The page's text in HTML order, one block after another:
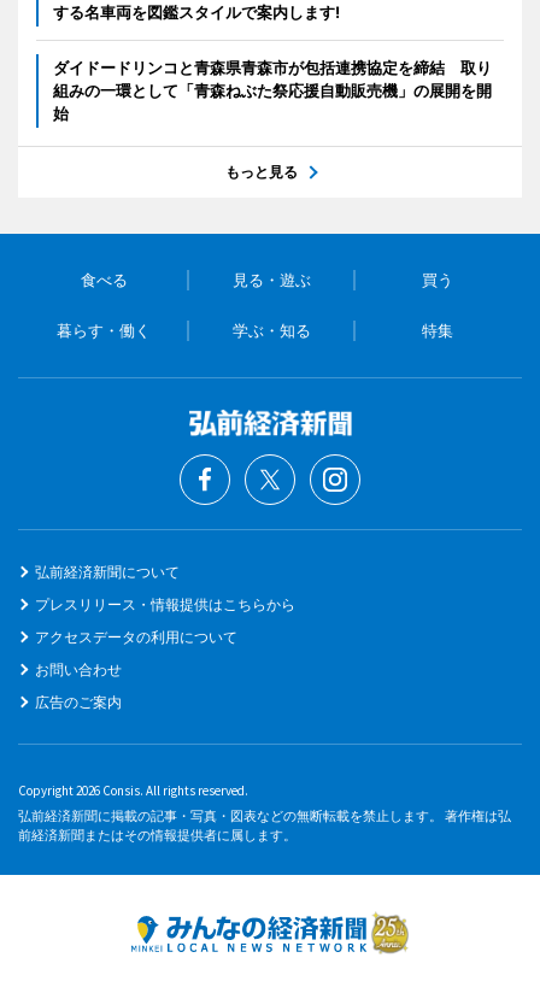
する名車両を図鑑スタイルで案内します!
ダイドードリンコと青森県青森市が包括連携協定を締結 取り
組みの一環として「青森ねぶた祭応援自動販売機」の展開を開
始
もっと見る
食べる 見る・遊ぶ 買う
暮らす・働く 学ぶ・知る 特集
弘前経済新聞について
プレスリリース・情報提供はこちらから
アクセスデータの利用について
お問い合わせ
広告のご案内
Copyright 2026 Consis. All rights reserved.
弘前経済新聞に掲載の記事・写真・図表などの無断転載を禁止します。 著作権は弘
前経済新聞またはその情報提供者に属します。